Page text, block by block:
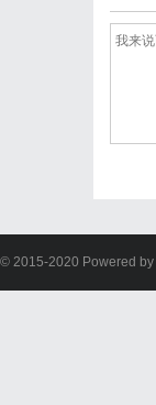
© 2015-2020 Powered by